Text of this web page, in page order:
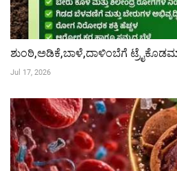
ಶುಂಠಿ,ಅಡಿಕೆ,ಬಾಳೆ,ದಾಳಿಂಬೆಗೆ
Jul 17, 2026